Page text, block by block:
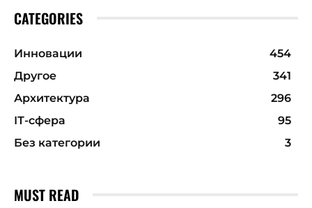
CATEGORIES
Инновации
454
Другое
341
Архитектура
296
ІТ-сфера
95
Без категории
3
MUST READ